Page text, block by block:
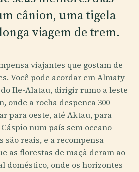
cânion, uma tigela
viagem de trem.
viajantes que gostam de
Você pode acordar em Almaty
Ile-Alatau, dirigir rumo a leste
onde a rocha despenca 300
para oeste, até Aktau, para
num país sem oceano
são reais, e a recompensa
as florestas de maçã deram ao
doméstico, onde os horizontes